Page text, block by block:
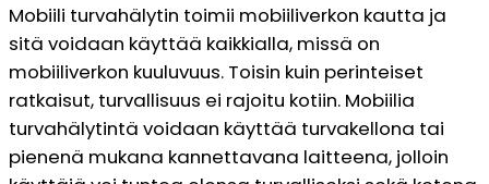
Mobiili turvahälytin toimii mobiiliverkon kautta ja
sitä voidaan käyttää kaikkialla, missä on
mobiiliverkon kuuluvuus. Toisin kuin perinteiset
ratkaisut, turvallisuus ei rajoitu kotiin. Mobiilia
turvahälytintä voidaan käyttää turvakellona tai
pienenä mukana kannettavana laitteena, jolloin